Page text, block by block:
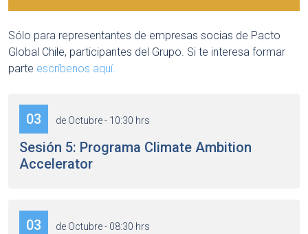
Sólo para representantes de empresas socias de Pacto
Global Chile, participantes del Grupo. Si te interesa formar
parte escríbenos aquí.
03 de Octubre - 10:30 hrs
Sesión 5: Programa Climate Ambition
Accelerator
03 de Octubre - 08:30 hrs